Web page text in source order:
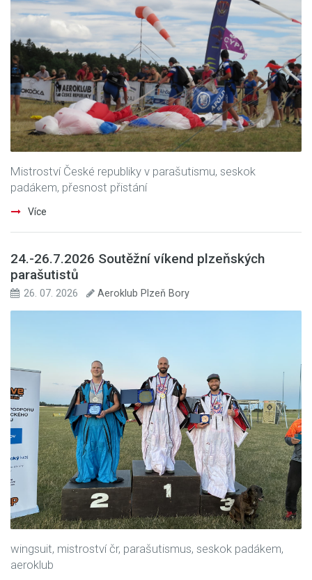
Mistroství České republiky v parašutismu, seskok
padákem, přesnost přistání
Více
24.-26.7.2026 Soutěžní víkend plzeňských
parašutistů
26. 07. 2026 Aeroklub Plzeň Bory
wingsuit, mistroství čr, parašutismus, seskok padákem,
aeroklub